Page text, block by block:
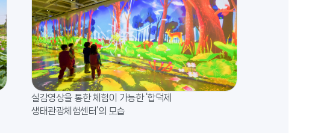
실감영상을 통한 체험이 가능한 ‘합덕제
생태관광체험센터’의 모습